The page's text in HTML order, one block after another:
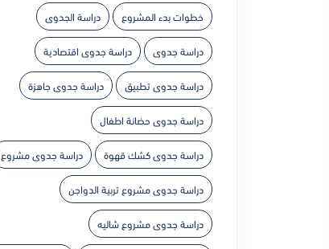
خطوات بدء المشروع دراسة الجدوى
دراسة جدوى دراسة جدوى اقتصادية
دراسة جدوى تطبيق دراسة جدوى جاهزة
دراسة جدوى حضانة اطفال
دراسة جدوى كشك قهوة دراسة جدوى مشروع
دراسة جدوى مشروع تربية الدواجن
دراسة جدوى مشروع شاليه